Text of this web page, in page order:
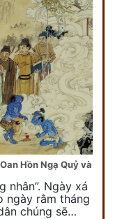
Hồn Ngạ Quỷ và
nhân”. Ngày xá
ngày rằm tháng
chúng sẽ…